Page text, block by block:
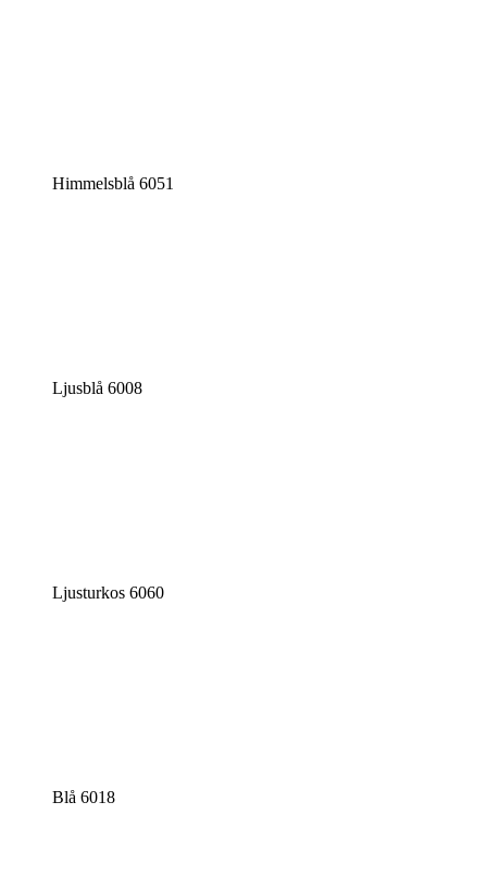
Himmelsblå 6051
Ljusblå 6008
Ljusturkos 6060
Blå 6018